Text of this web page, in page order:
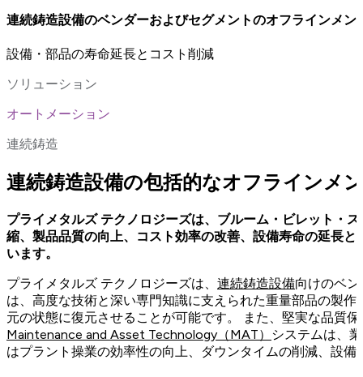
連続鋳造設備のベンダーおよびセグメントのオフラインメン
設備・部品の寿命延長とコスト削減
ソリューション
オートメーション
連続鋳造
連続鋳造設備の包括的なオフラインメ
プライメタルズ テクノロジーズは、ブルーム・ビレット・
縮、製品品質の向上、コスト効率の改善、設備寿命の延長
います。
プライメタルズ テクノロジーズは、 連続鋳造設備向けのベ
は、高度な技術と深い専門知識に支えられた重量部品の製
元の状態に復元させることが可能です。 また、堅実な品質
Maintenance and Asset Technology（MAT）
システムは、
はプラント操業の効率性の向上、ダウンタイムの削減、設